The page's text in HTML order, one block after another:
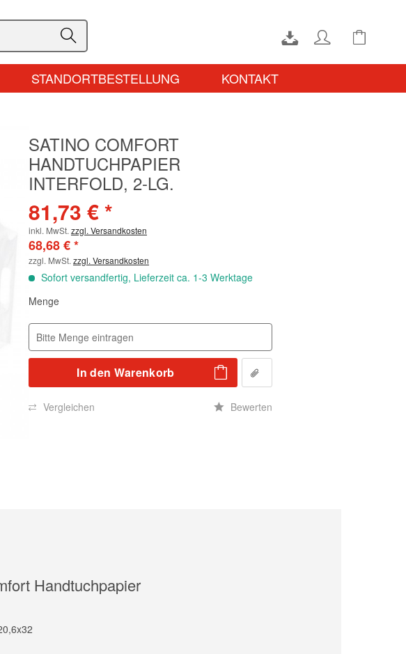
STANDORTBESTELLUNG KONTAKT
SATINO COMFORT
HANDTUCHPAPIER
INTERFOLD, 2-LG.
81,73 € *
inkl. MwSt. zzgl. Versandkosten
68,68 € *
zzgl. MwSt. zzgl. Versandkosten
Sofort versandfertig, Lieferzeit ca. 1-3 Werktage
Menge
In den Warenkorb
Vergleichen Bewerten
Handtuchpapier